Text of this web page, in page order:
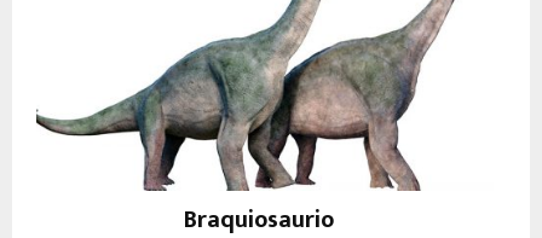
Braquiosaurio